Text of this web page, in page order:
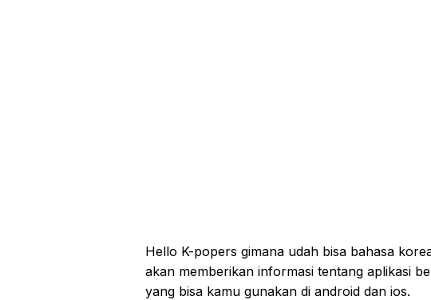
Hello K-popers gimana udah bisa bahasa
akan memberikan informasi tentang aplikasi
yang bisa kamu gunakan di android dan ios.